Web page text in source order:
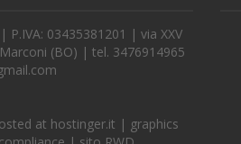
| P.IVA: 03435381201 | via XXV
(BO) | tel. 3476914965
at hostinger.it | graphics